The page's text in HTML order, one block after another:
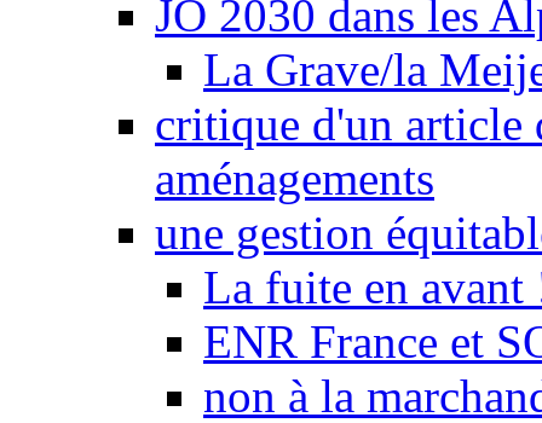
JO 2030 dans les
La Grave/la
critique d'un article
aménagements
une gestion
La fuite en avant
ENR France et
non à la